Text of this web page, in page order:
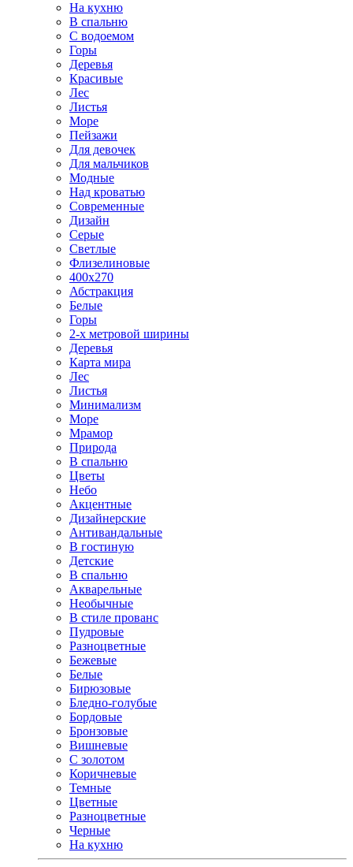
На кухню
В спальню
С водоемом
Горы
Деревья
Красивые
Лес
Листья
Море
Пейзажи
Для девочек
Для мальчиков
Модные
Над кроватью
Современные
Дизайн
Серые
Светлые
Флизелиновые
400х270
Абстракция
Белые
Горы
2-х метровой ширины
Деревья
Карта мира
Лес
Листья
Минимализм
Море
Мрамор
Природа
В спальню
Цветы
Небо
Акцентные
Дизайнерские
Антивандальные
В гостиную
Детские
В спальню
Акварельные
Необычные
В стиле прованс
Пудровые
Разноцветные
Бежевые
Белые
Бирюзовые
Бледно-голубые
Бордовые
Бронзовые
Вишневые
С золотом
Коричневые
Темные
Цветные
Разноцветные
Черные
На кухню